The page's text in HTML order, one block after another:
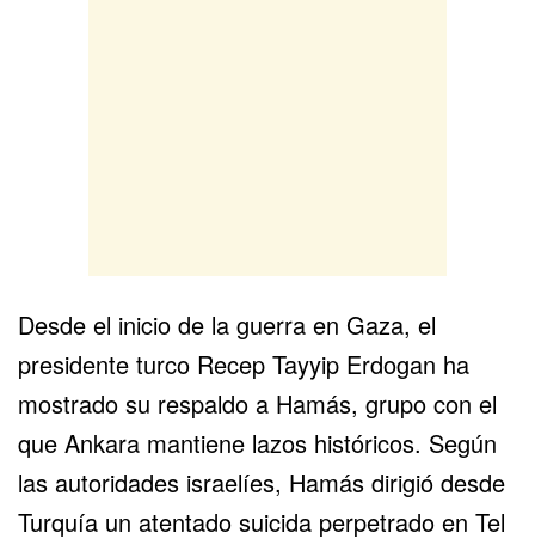
Desde el inicio de la guerra en Gaza, el
presidente turco Recep Tayyip Erdogan ha
mostrado su respaldo a Hamás, grupo con el
que Ankara mantiene lazos históricos. Según
las autoridades israelíes, Hamás dirigió desde
Turquía un atentado suicida perpetrado en Tel